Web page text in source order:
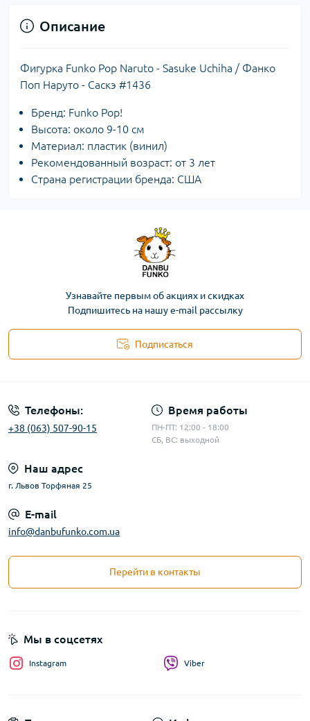
Описание
Фигурка Funko Pop Naruto - Sasuke Uchiha / Фанко
Поп Наруто - Саскэ #1436
Бренд: Funko Pop!
Высота: около 9-10 см
Материал: пластик (винил)
Рекомендованный возраст: от 3 лет
Страна регистрации бренда: США
Узнавайте первым об акциях и скидках
Подпишитесь на нашу e-mail рассылку
Подписаться
Телефоны:
+38 (063) 507-90-15
Время работы
ПН-ПТ: 12:00 - 18:00
СБ, ВС: выходной
Наш адрес
г. Львов Торфяная 25
E-mail
info@danbufunko.com.ua
Перейти в контакты
Мы в соцсетях
Instagram Viber